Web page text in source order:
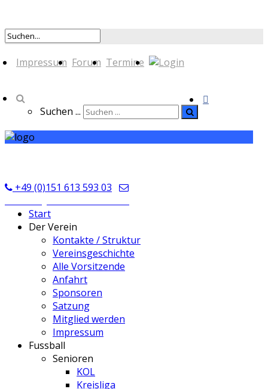
Impressum Forum Termine
Suchen ...
+49 (0)151 613 593 03
Start
Der Verein
Kontakte / Struktur
Vereinsgeschichte
Alle Vorsitzende
Anfahrt
Sponsoren
Satzung
Mitglied werden
Impressum
Fussball
Senioren
KOL
Kreisliga